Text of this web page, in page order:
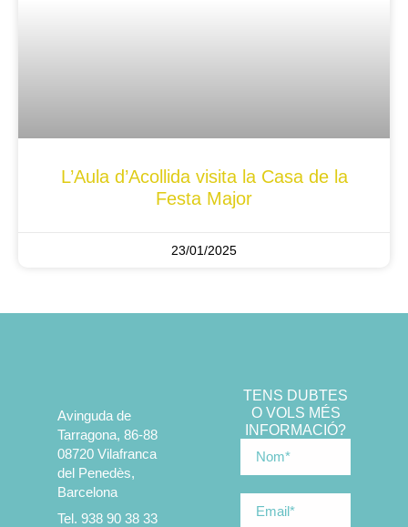
L’Aula d’Acollida visita la Casa de la
Festa Major
23/01/2025
Avinguda de
Tarragona, 86-88
08720 Vilafranca
del Penedès,
Barcelona
Tel. 938 90 38 33
TENS DUBTES
O VOLS MÉS
INFORMACIÓ?